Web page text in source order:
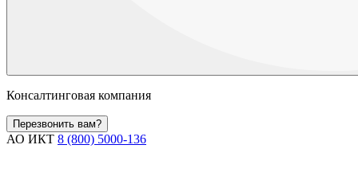
Консалтинговая компания
Перезвонить вам?
АО ИКТ 8 (800) 5000-136